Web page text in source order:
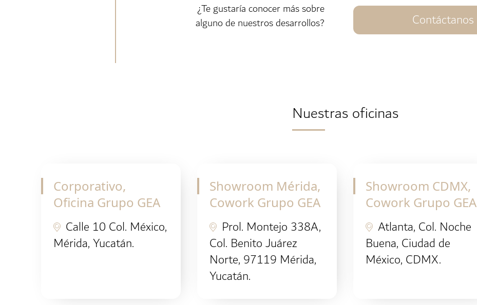
¿Te gustaría conocer más sobre
alguno de nuestros desarrollos?
Contáctanos
Nuestras oficinas
Corporativo,
Oficina Grupo GEA
Calle 10 Col. México,
Mérida, Yucatán.
Showroom Mérida,
Cowork Grupo GEA
Prol. Montejo 338A,
Col. Benito Juárez
Norte, 97119 Mérida,
Yucatán.
Showroom CDMX,
Cowork Grupo GEA
Atlanta, Col. Noche
Buena, Ciudad de
México, CDMX.